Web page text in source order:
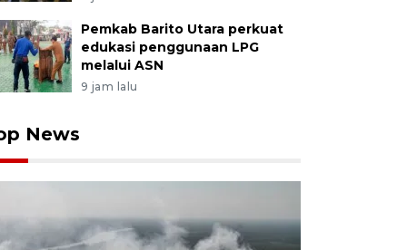
Pemkab Barito Utara perkuat
edukasi penggunaan LPG
melalui ASN
9 jam lalu
News